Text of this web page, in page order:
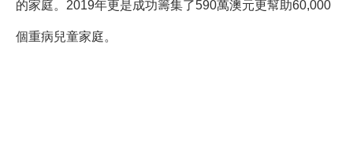
的家庭。2019年更是成功籌集了590萬澳元更幫助60,000
個重病兒童家庭。